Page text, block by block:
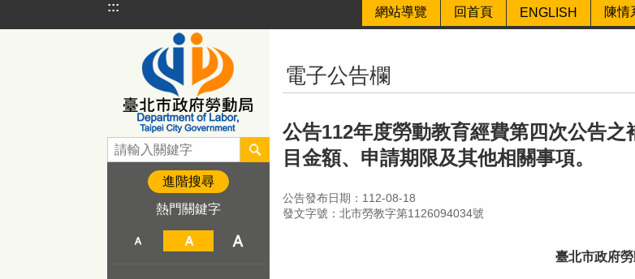
跳到主要內容區塊
::: 網站導覽 回首頁 ENGLISH 陳情
進階搜尋
熱門關鍵字
電子公告欄
公告112年度勞動教育經費第四次公告
目金額、申請期限及其他相關事項。
公告發布日期：112-08-18
發文字號：北市勞教字第1126094034號
臺北市政府